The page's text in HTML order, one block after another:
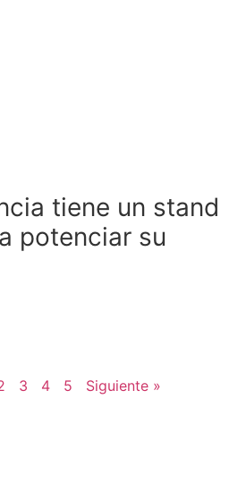
tiene un stand
potenciar su
3 4 5 Siguiente »